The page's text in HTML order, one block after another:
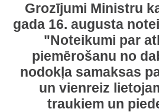
Grozījumi Ministru
gada 16. augusta
"Noteikumi par
piemērošanu no
nodokļa samaksas
un vienreiz
traukiem un